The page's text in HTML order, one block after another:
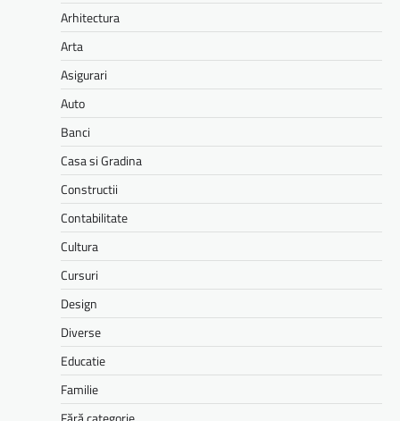
Arhitectura
Arta
Asigurari
Auto
Banci
Casa si Gradina
Constructii
Contabilitate
Cultura
Cursuri
Design
Diverse
Educatie
Familie